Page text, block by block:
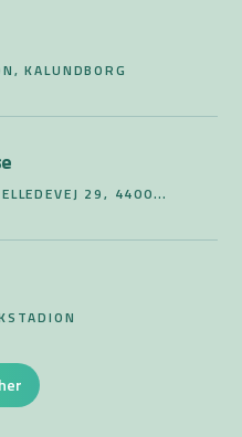
KALUNDBORG
29, 4400